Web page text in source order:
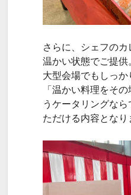
さらに、シェフの
温かい状態でご提供。
大型会場でもしっか
「温かい料理をそ
うケータリングな
ただける内容となり